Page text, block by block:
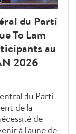
du Parti
To Lam
au
2026
du Parti
de la
de
à l'aune de